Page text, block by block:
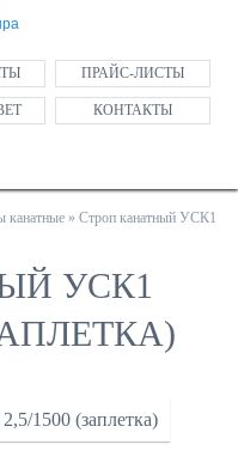
ПРАЙС-ЛИСТЫ
КОНТАКТЫ
канатные » Строп канатный УСК1
УСК1